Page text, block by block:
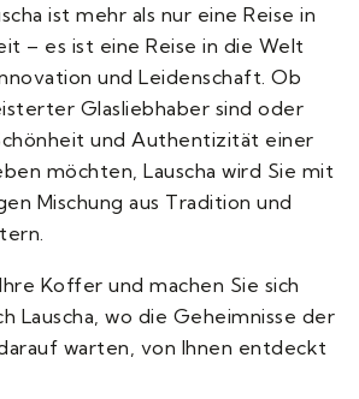
ist mehr als nur eine Reise in
– es ist eine Reise in die Welt
und Leidenschaft. Ob
Glasliebhaber sind oder
und Authentizität einer
möchten, Lauscha wird Sie mit
Mischung aus Tradition und
Koffer und machen Sie sich
Lauscha, wo die Geheimnisse der
warten, von Ihnen entdeckt